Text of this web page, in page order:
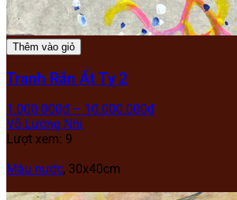
Thêm vào giỏ
Tranh Rắn Ất Tỵ 2
1.000.000₫ – 10.000.000₫
Võ Lương Nhi
Lượt xem: 9
Màu nước, 30x40cm